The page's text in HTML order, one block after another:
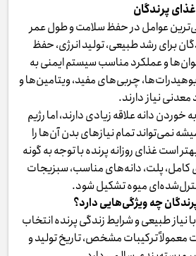
غذای پرندگان
عوامل در حفظ سلامت و طول عمر
برای رشد طبیعی، تولید انرژی، حفظ
و عملکرد مناسب سیستم ایمنی به
چربی‌های مفید، ویتامین‌ها و
معدنی نیاز دارند.
خوردن دانه علاقه زیادی دارند، اما رژیم
نمی‌تواند تمام نیازهای بدن آن‌ها را
است غذای روزانه پرنده با توجه به گونه
کامل، پلت، دانه‌های مناسب، سبزیجات
میوه تشکیل شود.
چه ویژگی‌هایی دارد؟
طبیعی و شرایط زندگی پرنده انتخاب
ترکیبات مشخص، تاریخ تولید و